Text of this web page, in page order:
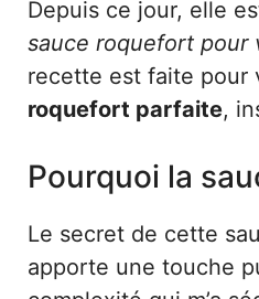
Depuis ce jour, elle
sauce roquefort pour
recette est faite pour
roquefort parfaite,
Pourquoi la
Le secret de cette
apporte une touche